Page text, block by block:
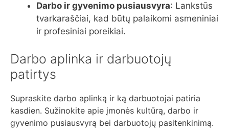
Darbo ir gyvenimo pusiausvyra: Lankstūs
tvarkaraščiai, kad būtų palaikomi asmeniniai
ir profesiniai poreikiai.
Darbo aplinka ir darbuotojų
patirtys
Supraskite darbo aplinką ir ką darbuotojai patiria
kasdien. Sužinokite apie įmonės kultūrą, darbo ir
gyvenimo pusiausvyrą bei darbuotojų pasitenkinimą.